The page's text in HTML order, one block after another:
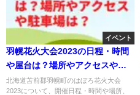
イベント
羽幌花火大会2023の日程・時間
や屋台は？場所やアクセスや駐
車場は？
北海道苫前郡羽幌町のはぼろ花火大会
2023について、開催日程・時間や場所、